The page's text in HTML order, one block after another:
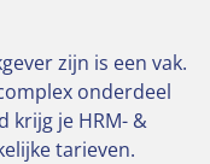
zijn is een vak.
onderdeel
krijg je HRM- &
tarieven.